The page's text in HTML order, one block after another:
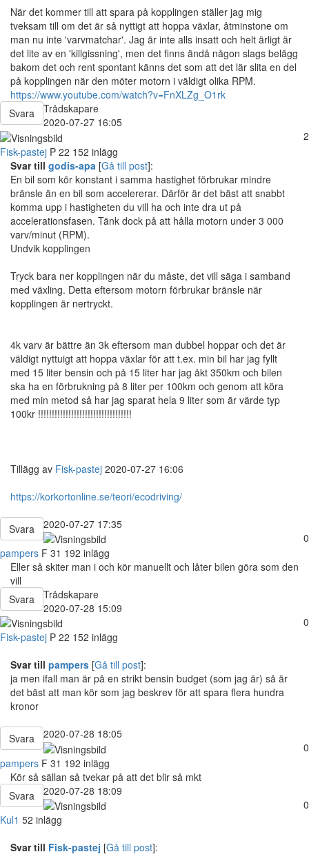
När det kommer till att spara på kopplingen ställer jag mig
tveksam till om det är så nyttigt att hoppa växlar, åtminstone om
man nu inte 'varvmatchar'. Jag är inte alls insatt och helt ärligt är
det lite av en 'killgissning', men det finns ändå någon slags belägg
bakom det och rent spontant känns det som att det lär slita en del
på kopplingen när den möter motorn i väldigt olika RPM.
https://www.youtube.com/watch?v=FnXLZg_O1rk
Svara
Trådskapare
2020-07-27 16:05
2
Fisk-pastej P 22 152 inlägg
Svar till godis-apa [Gå till post]:
En bil som kör konstant i samma hastighet förbrukar mindre
bränsle än en bil som accelererar. Därför är det bäst att snabbt
komma upp i hastigheten du vill ha och inte dra ut på
accelerationsfasen. Tänk dock på att hålla motorn under 3 000
varv/minut (RPM).
Undvik kopplingen
Tryck bara ner kopplingen när du måste, det vill säga i samband
med växling. Detta eftersom motorn förbrukar bränsle när
kopplingen är nertryckt.
4k varv är bättre än 3k eftersom man dubbel hoppar och det är
väldigt nyttuigt att hoppa växlar för att t.ex. min bil har jag fyllt
med 15 liter bensin och på 15 liter har jag åkt 350km och bilen
ska ha en förbrukning på 8 liter per 100km och genom att köra
med min metod så har jag sparat hela 9 liter som är värde typ
100kr !!!!!!!!!!!!!!!!!!!!!!!!!!!!!!!!!!
Tillägg av Fisk-pastej 2020-07-27 16:06
https://korkortonline.se/teori/ecodriving/
Svara
2020-07-27 17:35
0
pampers F 31 192 inlägg
Eller så skiter man i och kör manuellt och låter bilen göra som den
vill
Svara
Trådskapare
2020-07-28 15:09
0
Fisk-pastej P 22 152 inlägg
Svar till pampers [Gå till post]:
ja men ifall man är på en strikt bensin budget (som jag är) så är
det bäst att man kör som jag beskrev för att spara flera hundra
kronor
Svara
2020-07-28 18:05
0
pampers F 31 192 inlägg
Kör så sällan så tvekar på att det blir så mkt
Svara
2020-07-28 18:09
0
Kul1 52 inlägg
Svar till Fisk-pastej [Gå till post]: